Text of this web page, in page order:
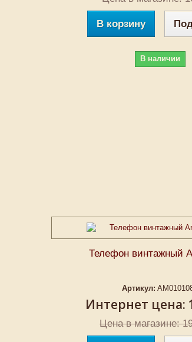
В корзину
В наличии
Телефон винтажный
Артикул:
Интернет цена:
Цена в магазине: